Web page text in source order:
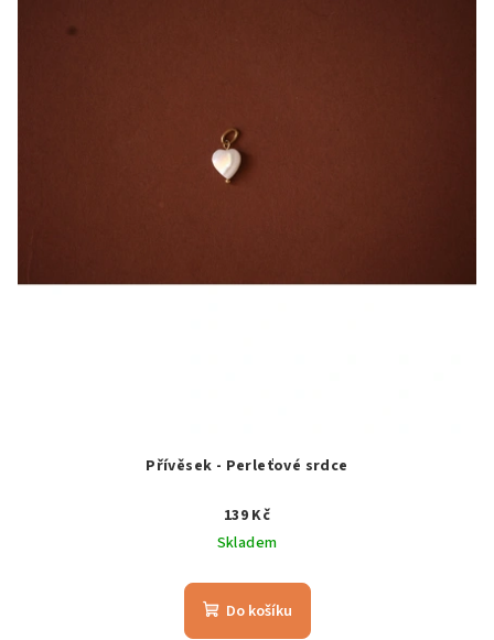
Přívěsek - Perleťové srdce
139 Kč
Skladem
Do košíku